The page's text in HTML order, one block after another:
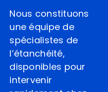
Nous constituons
une équipe de
spécialistes de
l’étanchéité,
disponibles pour
intervenir